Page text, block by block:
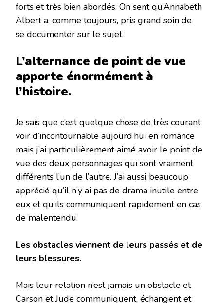
forts et très bien abordés. On sent qu’Annabeth
Albert a, comme toujours, pris grand soin de
se documenter sur le sujet.
L’alternance de point de vue
apporte énormément à
l’histoire.
Je sais que c’est quelque chose de très courant
voir d’incontournable aujourd’hui en romance
mais j’ai particulièrement aimé avoir le point de
vue des deux personnages qui sont vraiment
différents l’un de l’autre. J’ai aussi beaucoup
apprécié qu’il n’y ai pas de drama inutile entre
eux et qu’ils communiquent rapidement en cas
de malentendu.
Les obstacles viennent de leurs passés et de
leurs blessures.
Mais leur relation n’est jamais un obstacle et
Carson et Jude communiquent, échangent et